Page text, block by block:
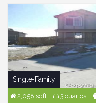
Single-Family
2,058 sqft 3 cuartos